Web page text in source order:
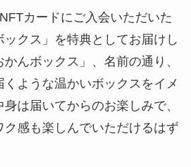
カードにご入会いただいた
クス」を特典としてお届けし
んボックス」、名前の通り、
くような温かいボックスをイメ
は届いてからのお楽しみで、
ク感も楽しんでいただけるはず